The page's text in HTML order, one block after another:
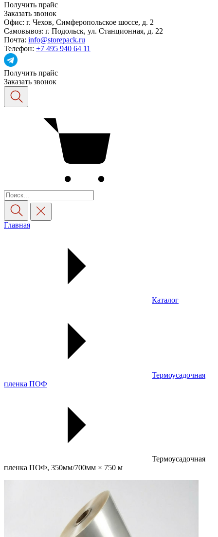
Получить прайс
Заказать звонок
Офис: г. Чехов, Симферопольское шоссе, д. 2
Самовывоз: г. Подольск, ул. Станционная, д. 22
Почта: info@storepack.ru
Телефон: +7 495 940 64 11
Получить прайс
Заказать звонок
Главная
Каталог
Термоусадочная
пленка ПОФ
Термоусадочная
пленка ПОФ, 350мм/700мм × 750 м